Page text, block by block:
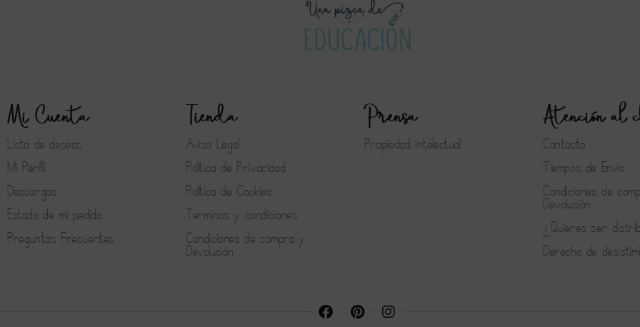
Mi Cuenta
Lista de deseos
Mi Perfil
Descargas
Estado de mi pedido
Preguntas Frecuentes
Tienda
Aviso Legal
Política de Privacidad
Política de Cookies
Terminos y condiciones
Condiciones de compra y
Devolución
Prensa
Propiedad intelectual
Atención al
Contacto
Tiempos de Envío
Condiciones de
Devolución
¿Quieres ser
Derecho de